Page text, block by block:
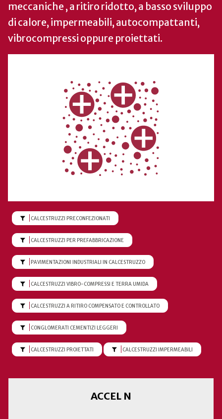
meccaniche , a ritiro ridotto, a basso sviluppo
di calore, impermeabili, autocompattanti,
vibrocompressi oppure proiettati.
FILTRA PER CALCESTRUZZI PRECONFEZIONATI
CALCESTRUZZI PRECONFEZIONATI
FILTRA PER CALCESTRUZZI PER PREFABBRICAZIONE
CALCESTRUZZI PER PREFABBRICAZIONE
FILTRA PER PAVIMENTAZIONI INDUSTRIALI IN CALCESTRUZZO
PAVIMENTAZIONI INDUSTRIALI IN CALCESTRUZZO
FILTRA PER CALCESTRUZZI VIBRO-COMPRESSI E TERRA UMIDA
CALCESTRUZZI VIBRO-COMPRESSI E TERRA UMIDA
FILTRA PER CALCESTRUZZI A RITIRO COMPENSATO E CONTROLLATO
CALCESTRUZZI A RITIRO COMPENSATO E CONTROLLATO
FILTRA PER CONGLOMERATI CEMENTIZI LEGGERI
CONGLOMERATI CEMENTIZI LEGGERI
FILTRA PER CALCESTRUZZI PROIETTATI
CALCESTRUZZI PROIETTATI FILTRA PER CALCESTRUZZI
CALCESTRUZZI IMPERMEABILI
ACCEL N